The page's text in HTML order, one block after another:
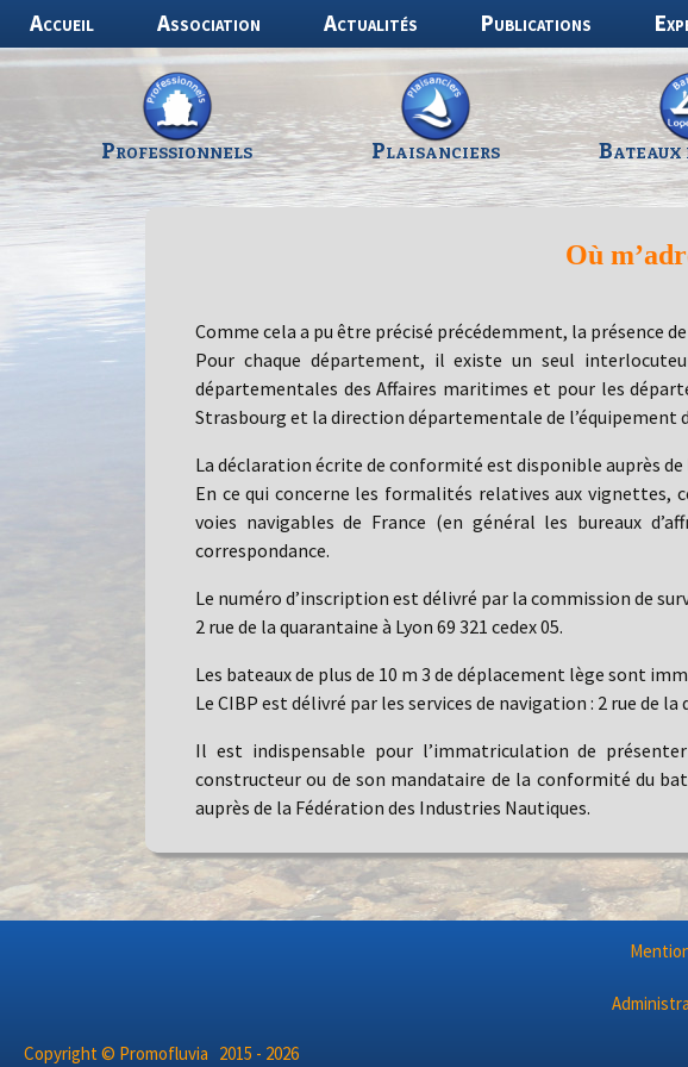
Aller
au
contenu
Accueil Association Actualités Publications
Professionnels Plaisanciers Bateaux
Où
Comme cela a pu être précisé précédemment, la présence
Pour chaque département, il existe un seul
départementales des Affaires maritimes et pour les
Strasbourg et la direction départementale de l’équipement
La déclaration écrite de conformité est disponible auprès
En ce qui concerne les formalités relatives aux vignettes,
voies navigables de France (en général les bureaux
correspondance.
Le numéro d’inscription est délivré par la commission de
2 rue de la quarantaine à Lyon 69 321 cedex 05.
Les bateaux de plus de 10 m 3 de déplacement lège sont
Le CIBP est délivré par les services de navigation : 2 rue de la
Il est indispensable pour l’immatriculation de
constructeur ou de son mandataire de la conformité du
auprès de la Fédération des Industries Nautiques.
Copyright © Promofluvia 2015 - 2026